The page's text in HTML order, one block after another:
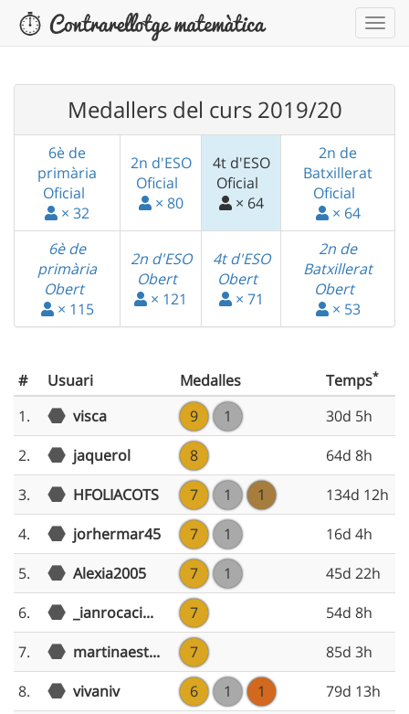
Medallers del curs 2019/20
6è de
primària
Oficial
× 32
2n d'ESO
Oficial
× 80
4t d'ESO
Oficial
× 64
2n de
Batxillerat
Oficial
× 64
6è de
primària
Obert
× 115
2n d'ESO
Obert
× 121
4t d'ESO
Obert
× 71
2n de
Batxillerat
Obert
× 53
# Usuari Medalles Temps*
1. visca 9 1
30d 5h
2.
jaquerol 8
64d 8h
3.
HFOLIACOTS 7 1 1
134d 12h
4.
jorhermar45 7 1
16d 4h
5.
Alexia2005 7 1
45d 22h
6.
_ianrocaci... 7
54d 8h
7.
martinaest... 7
85d 3h
8.
vivaniv 6 1 1
79d 13h